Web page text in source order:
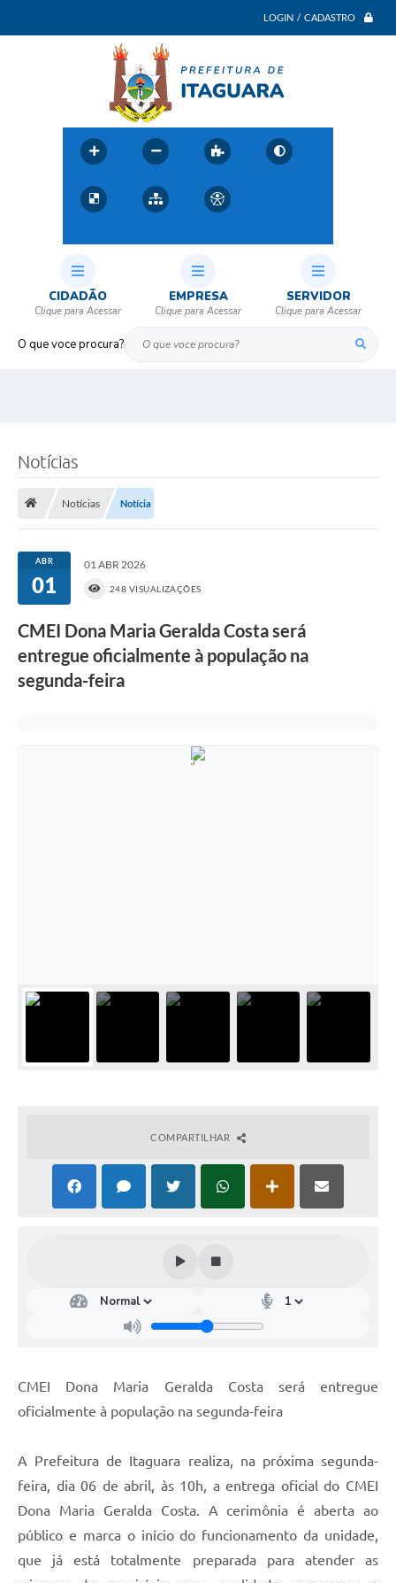
LOGIN / CADASTRO
O que voce procura?
CIDADÃO EMPRESA SERVIDOR
Notícias
Notícias Notícia
ABR
01
01 ABR 2026
248 VISUALIZAÇÕES
CMEI Dona Maria Geralda Costa será
entregue oficialmente à população na
segunda-feira
COMPARTILHAR
CMEI Dona Maria Geralda Costa será entregue
oficialmente à população na segunda-feira
A Prefeitura de Itaguara realiza, na próxima segunda-
feira, dia 06 de abril, às 10h, a entrega oficial do CMEI
Dona Maria Geralda Costa. A cerimônia é aberta ao
público e marca o início do funcionamento da unidade,
que já está totalmente preparada para atender as